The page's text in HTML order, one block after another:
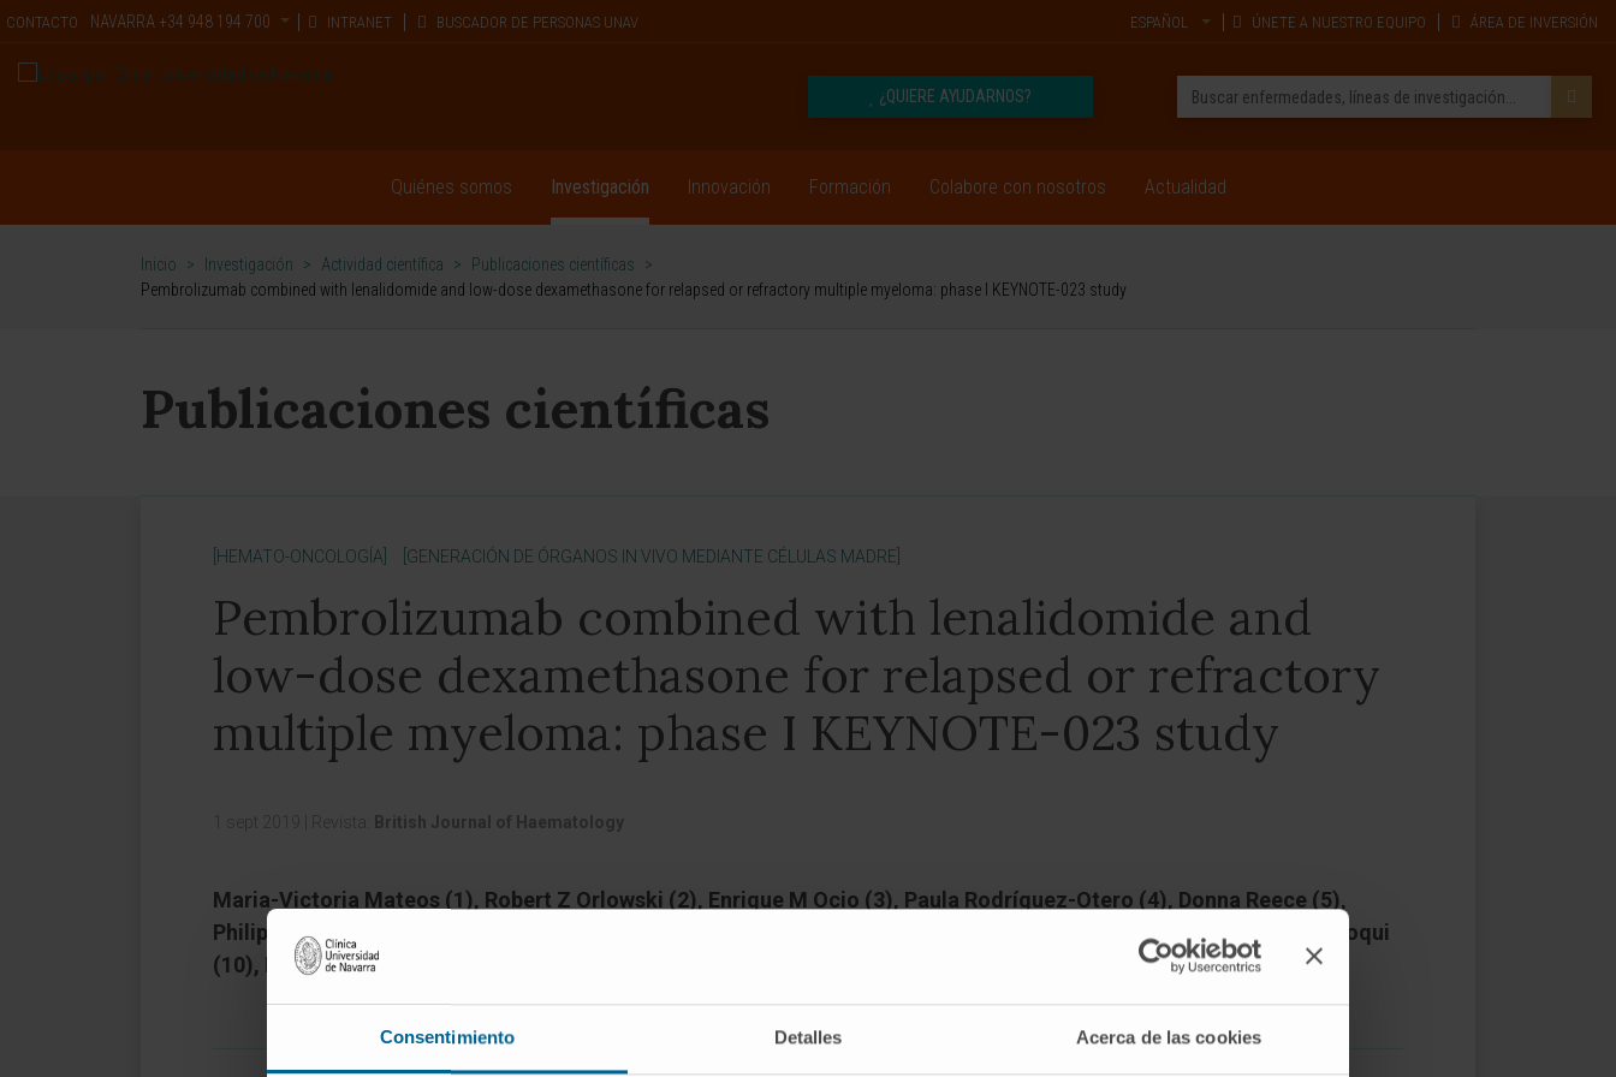
Consentimiento Detalles Acerca de las cookies
CONTACTO NAVARRA +34 948 194 700 INTRANET BUSCADOR DE PERSONAS UNAV ESPAÑOL ÚNETE A NUESTRO EQUIPO ÁREA DE INVERSIÓN
¿QUIERE AYUDARNOS?
Quiénes somos Investigación Innovación Formación Colabore con nosotros Actualidad
Inicio > Investigación > Actividad científica > Publicaciones científicas
>
Pembrolizumab combined with lenalidomide and low-dose dexamethasone for relapsed or refractory multiple myeloma: phase I KEYNOTE-023 study
Publicaciones científicas
[HEMATO-ONCOLOGÍA] [GENERACIÓN DE ÓRGANOS IN VIVO MEDIANTE CÉLULAS MADRE]
Pembrolizumab combined with lenalidomide and
low-dose dexamethasone for relapsed or refractory
multiple myeloma: phase I KEYNOTE-023 study
1 sept 2019 Revista: British Journal of Haematology
Maria-Victoria Mateos (1), Robert Z Orlowski (2), Enrique M Ocio (3), Paula Rodríguez-Otero (4), Donna Reece (5),
Philippe Moreau (6), Nikhil Munshi (7), David E Avigan (8), David S Siegel (9), Razi Ghori (10), Mohammed Z H Farooqui
(10), Patricia Marinello (10), Jesus San-Miguel (4)